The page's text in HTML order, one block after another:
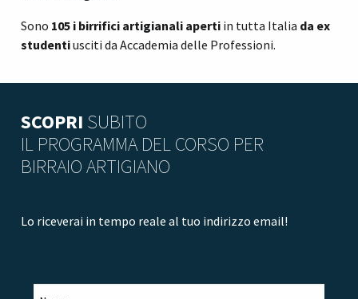
Sono 105 i birrifici artigianali aperti in tutta Italia da ex
studentiusciti da Accademia delle Professioni.
SCOPRI SUBITO
IL PROGRAMMA DEL CORSO PER
BIRRAIO ARTIGIANO
Lo riceverai in tempo reale al tuo indirizzo email!